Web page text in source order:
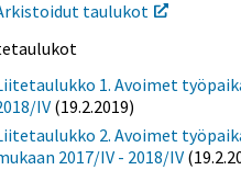
taulukot
1. Avoimet
IV (19.2.2019)
2. Avoimet
2017/IV - 2018/IV